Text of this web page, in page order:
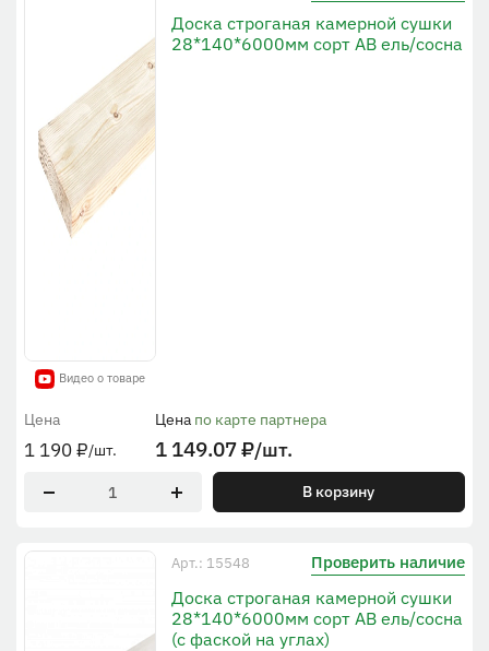
Видео о товаре
Доска строганая камерной сушки
28*140*6000мм сорт АВ ель/сосна
Цена
1 190₽/шт.
Цена по карте партнера
1 149.07₽/шт.
В корзину
Арт.: 15548 Проверить наличие
Доска строганая камерной сушки
28*140*6000мм сорт АВ ель/сосна
(с фаской на углах)